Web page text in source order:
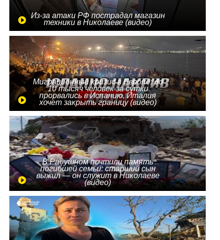
Из-за атаки РФ пострадал магазин
техники в Николаеве (видео)
Миграционный кризис в Европе: до
10 тысяч человек за сутки
прорвались в Испанию, Италия
хочет закрыть границу (видео)
В Радушном почтили память
погибшей семьи: старший сын
выжил — он служит в Николаеве
(видео)